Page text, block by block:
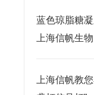
蓝色琼脂糖
上海信帆生物
上海信帆教